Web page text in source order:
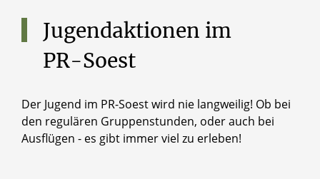
Jugendaktionen im
PR-Soest
Der Jugend im PR-Soest wird nie langweilig! Ob bei
den regulären Gruppenstunden, oder auch bei
Ausflügen - es gibt immer viel zu erleben!